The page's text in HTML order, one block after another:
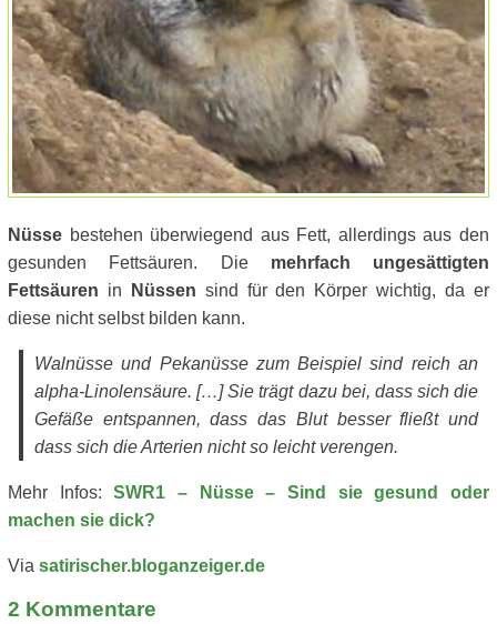
Nüsse bestehen überwiegend aus Fett, allerdings aus den
gesunden Fettsäuren. Die mehrfach ungesättigten
Fettsäuren in Nüssen sind für den Körper wichtig, da er
diese nicht selbst bilden kann.
Walnüsse und Pekanüsse zum Beispiel sind reich an
alpha-Linolensäure. […] Sie trägt dazu bei, dass sich die
Gefäße entspannen, dass das Blut besser fließt und
dass sich die Arterien nicht so leicht verengen.
Mehr Infos:SWR1 – Nüsse – Sind sie gesund oder
machen sie dick?
Via satirischer.bloganzeiger.de
2 Kommentare